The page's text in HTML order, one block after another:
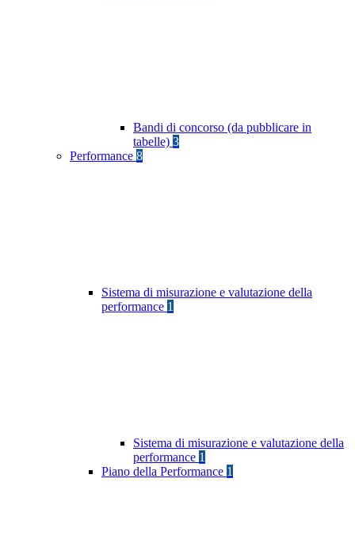
Bandi di concorso (da pubblicare in
tabelle) 3
Performance 8
Sistema di misurazione e valutazione della
performance 1
Sistema di misurazione e valutazione della
performance 1
Piano della Performance 1